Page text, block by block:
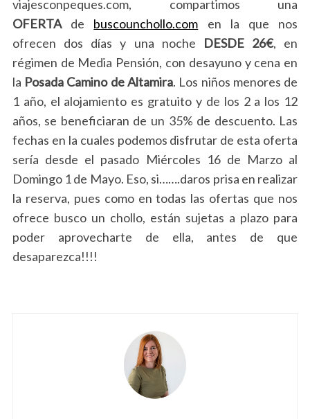
viajesconpeques.com, compartimos una
OFERTAde buscounchollo.com en la que nos
ofrecen dos días y una noche
DESDE26€, en
régimen de Media Pensión, con desayuno y cena en
la Posada Camino de Altamira. Los niños menores de
1 año, el alojamiento es gratuito y de los 2 a los 12
años, se beneficiaran de un 35% de descuento. Las
fechas en la cuales podemos disfrutar de esta oferta
sería desde el pasado Miércoles 16 de Marzo al
Domingo 1 de Mayo. Eso, si…….daros prisa en realizar
la reserva, pues como en todas las ofertas que nos
ofrece busco un chollo, están sujetas a plazo para
poder aprovecharte de ella, antes de que
desaparezca!!!!